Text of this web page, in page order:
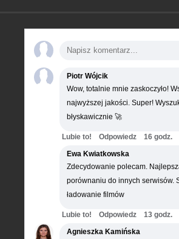
Piotr Wójcik
Wow, totalnie mnie zaskoczyło!
najwyższej jakości. Super!
błyskawicznie 🚀
Lubie to! Odpowiedz
16 godz.
Ewa Kwiatkowska
Zdecydowanie polecam.
porównaniu do innych serwisów.
ładowanie filmów
Lubie to! Odpowiedz
13 godz.
Agnieszka Kamińska